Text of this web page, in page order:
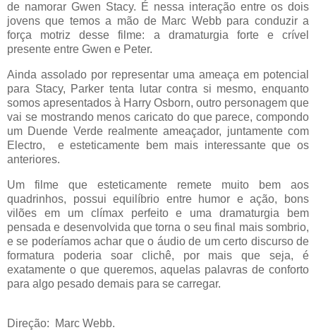
de namorar Gwen Stacy. É nessa interação entre os dois
jovens que temos a mão de Marc Webb para conduzir a
força motriz desse filme: a dramaturgia forte e crível
presente entre Gwen e Peter.
Ainda assolado por representar uma ameaça em potencial
para Stacy, Parker tenta lutar contra si mesmo, enquanto
somos apresentados à Harry Osborn, outro personagem que
vai se mostrando menos caricato do que parece, compondo
um Duende Verde realmente ameaçador, juntamente com
Electro, e esteticamente bem mais interessante que os
anteriores.
Um filme que esteticamente remete muito bem aos
quadrinhos, possui equilíbrio entre humor e ação, bons
vilões em um clímax perfeito e uma dramaturgia bem
pensada e desenvolvida que torna o seu final mais sombrio,
e se poderíamos achar que o áudio de um certo discurso de
formatura poderia soar clichê, por mais que seja, é
exatamente o que queremos, aquelas palavras de conforto
para algo pesado demais para se carregar.
Direção: Marc Webb.